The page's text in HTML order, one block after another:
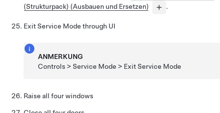
(Strukturpack) (Ausbauen und Ersetzen)
.
Exit Service Mode through UI
ANMERKUNG
Controls > Service Mode > Exit Service Mode
Raise all four windows